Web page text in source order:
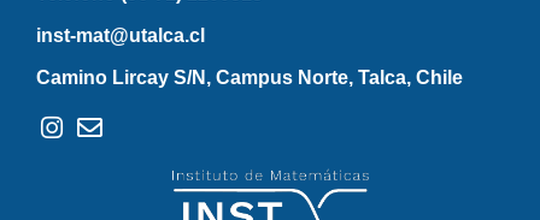
inst-mat@utalca.cl
Camino Lircay S/N, Campus Norte, Talca, Chile